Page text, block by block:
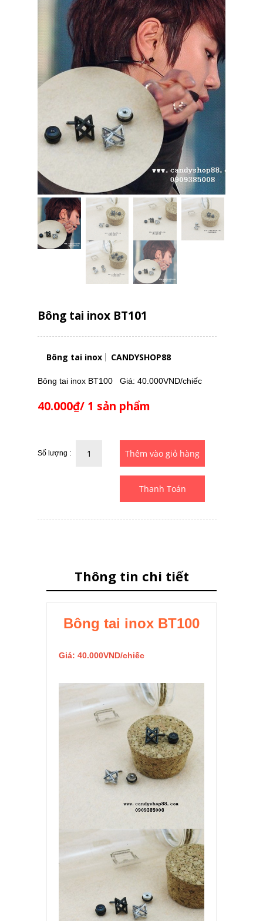
Bông tai inox BT101
Bông tai inox CANDYSHOP88
Bông tai inox BT100 Giá: 40.000VND/chiếc
40.000₫/ 1 sản phẩm
Số lượng :
Thanh Toán
Thông tin chi tiết
Bông tai inox BT100
Giá: 40.000VND/chiếc